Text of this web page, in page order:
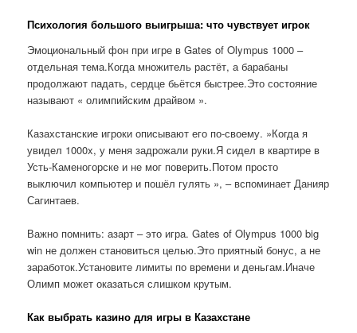
Психология большого выигрыша: что чувствует игрок
Эмоциональный фон при игре в Gates of Olympus 1000 –
отдельная тема.Когда множитель растёт, а барабаны
продолжают падать, сердце бьётся быстрее.Это состояние
называют « олимпийским драйвом ».
Казахстанские игроки описывают его по-своему. »Когда я
увидел 1000x, у меня задрожали руки.Я сидел в квартире в
Усть-Каменогорске и не мог поверить.Потом просто
выключил компьютер и пошёл гулять », – вспоминает Данияр
Сагинтаев.
Важно помнить: азарт – это игра. Gates of Olympus 1000 big
win не должен становиться целью.Это приятный бонус, а не
заработок.Установите лимиты по времени и деньгам.Иначе
Олимп может оказаться слишком крутым.
Как выбрать казино для игры в Казахстане